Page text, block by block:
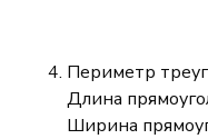
Периметр
Длина
Ширина